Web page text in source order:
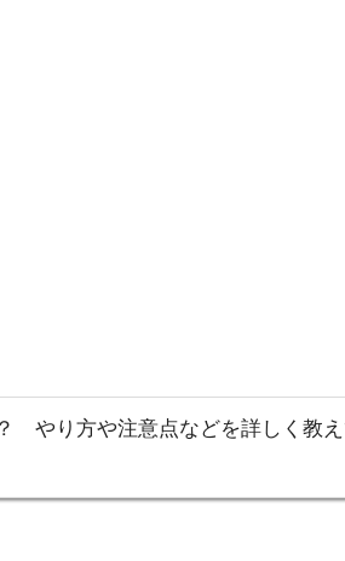
やり方や注意点などを詳しく教